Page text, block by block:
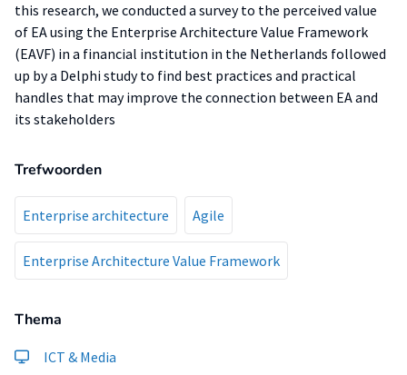
this research, we conducted a survey to the perceived value
of EA using the Enterprise Architecture Value Framework
(EAVF) in a financial institution in the Netherlands followed
up by a Delphi study to find best practices and practical
handles that may improve the connection between EA and
its stakeholders
Trefwoorden
Enterprise architecture Agile
Enterprise Architecture Value Framework
Thema
ICT & Media